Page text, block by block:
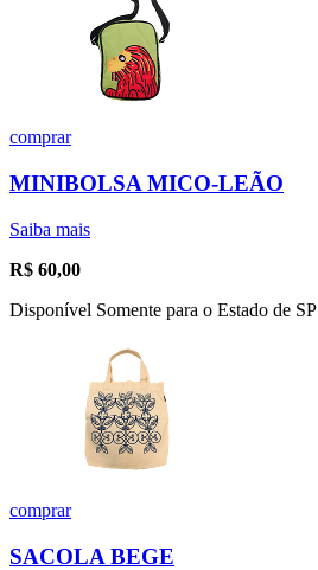
comprar
MINIBOLSA MICO-LEÃO
Saiba mais
R$ 60,00
Disponível Somente para o Estado de SP
comprar
SACOLA BEGE